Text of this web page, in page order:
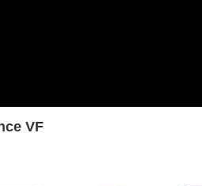
VF